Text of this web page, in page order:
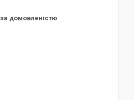
за домовленістю